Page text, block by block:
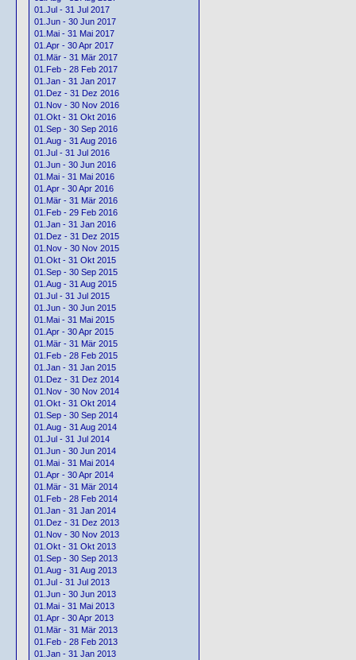
01.Jul - 31 Jul 2017
01.Jun - 30 Jun 2017
01.Mai - 31 Mai 2017
01.Apr - 30 Apr 2017
01.Mär - 31 Mär 2017
01.Feb - 28 Feb 2017
01.Jan - 31 Jan 2017
01.Dez - 31 Dez 2016
01.Nov - 30 Nov 2016
01.Okt - 31 Okt 2016
01.Sep - 30 Sep 2016
01.Aug - 31 Aug 2016
01.Jul - 31 Jul 2016
01.Jun - 30 Jun 2016
01.Mai - 31 Mai 2016
01.Apr - 30 Apr 2016
01.Mär - 31 Mär 2016
01.Feb - 29 Feb 2016
01.Jan - 31 Jan 2016
01.Dez - 31 Dez 2015
01.Nov - 30 Nov 2015
01.Okt - 31 Okt 2015
01.Sep - 30 Sep 2015
01.Aug - 31 Aug 2015
01.Jul - 31 Jul 2015
01.Jun - 30 Jun 2015
01.Mai - 31 Mai 2015
01.Apr - 30 Apr 2015
01.Mär - 31 Mär 2015
01.Feb - 28 Feb 2015
01.Jan - 31 Jan 2015
01.Dez - 31 Dez 2014
01.Nov - 30 Nov 2014
01.Okt - 31 Okt 2014
01.Sep - 30 Sep 2014
01.Aug - 31 Aug 2014
01.Jul - 31 Jul 2014
01.Jun - 30 Jun 2014
01.Mai - 31 Mai 2014
01.Apr - 30 Apr 2014
01.Mär - 31 Mär 2014
01.Feb - 28 Feb 2014
01.Jan - 31 Jan 2014
01.Dez - 31 Dez 2013
01.Nov - 30 Nov 2013
01.Okt - 31 Okt 2013
01.Sep - 30 Sep 2013
01.Aug - 31 Aug 2013
01.Jul - 31 Jul 2013
01.Jun - 30 Jun 2013
01.Mai - 31 Mai 2013
01.Apr - 30 Apr 2013
01.Mär - 31 Mär 2013
01.Feb - 28 Feb 2013
01.Jan - 31 Jan 2013